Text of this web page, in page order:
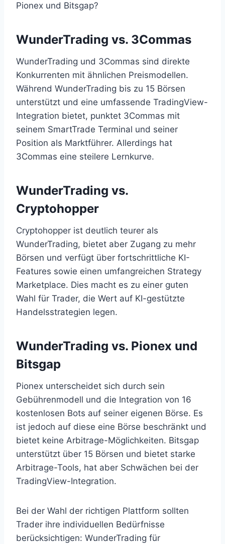
Pionex und Bitsgap?
WunderTrading vs. 3Commas
WunderTrading und 3Commas sind direkte
Konkurrenten mit ähnlichen Preismodellen.
Während WunderTrading bis zu 15 Börsen
unterstützt und eine umfassende TradingView-
Integration bietet, punktet 3Commas mit
seinem SmartTrade Terminal und seiner
Position als Marktführer. Allerdings hat
3Commas eine steilere Lernkurve.
WunderTrading vs.
Cryptohopper
Cryptohopper ist deutlich teurer als
WunderTrading, bietet aber Zugang zu mehr
Börsen und verfügt über fortschrittliche KI-
Features sowie einen umfangreichen Strategy
Marketplace. Dies macht es zu einer guten
Wahl für Trader, die Wert auf KI-gestützte
Handelsstrategien legen.
WunderTrading vs. Pionex und
Bitsgap
Pionex unterscheidet sich durch sein
Gebührenmodell und die Integration von 16
kostenlosen Bots auf seiner eigenen Börse. Es
ist jedoch auf diese eine Börse beschränkt und
bietet keine Arbitrage-Möglichkeiten. Bitsgap
unterstützt über 15 Börsen und bietet starke
Arbitrage-Tools, hat aber Schwächen bei der
TradingView-Integration.
Bei der Wahl der richtigen Plattform sollten
Trader ihre individuellen Bedürfnisse
berücksichtigen: WunderTrading für